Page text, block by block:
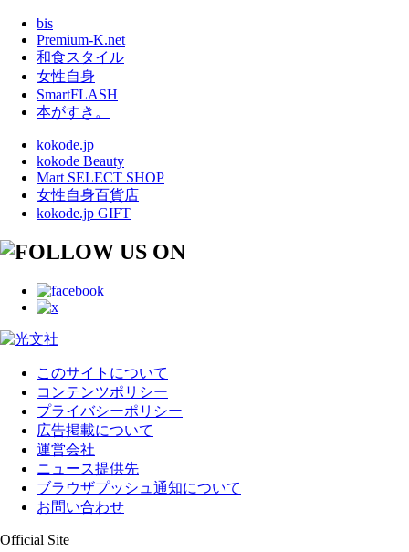
bis
Premium-K.net
和食スタイル
女性自身
SmartFLASH
本がすき。
kokode.jp
kokode Beauty
Mart SELECT SHOP
女性自身百貨店
kokode.jp GIFT
このサイトについて
コンテンツポリシー
プライバシーポリシー
広告掲載について
運営会社
ニュース提供先
ブラウザプッシュ通知について
お問い合わせ
Official Site